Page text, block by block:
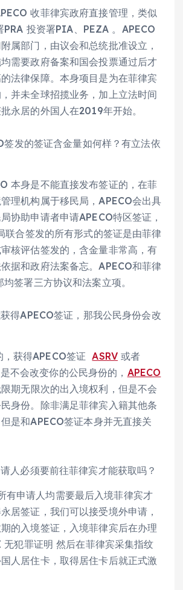
收菲律宾政府直接管理，类似
PRA 投资署PIA、PEZA 。APECO
属部门，由议会和总统批准设立，
需要政府备案和国会投票通过后才
法律保障。本身项目是为在菲律宾
并未全球招揽业务，加上立法时间
永居的外国人在2019年开始。
签发的签证含金量如何样？有立法依
身是不能直接发布签证的，在菲
理机构属于移民局，APECO会出具
协助申请者申请APECO特区签证，
联合签发的所有形式的签证是由菲律
核评估签发的，含金量非常高，有
据和政府法案备忘。APECO和菲律
签署三方协议和法案立项。
得APECO签证，那我公民身份会改
获得APECO签证ASRV 或者
不会改变你的公民身份的， APECO
期无限次的出入境权利，但是不会
身份。除非满足菲律宾入籍其他条
是和APECO签证本身并无直接关
人必须要前往菲律宾才能获取吗？
申请人均需要最后入境菲律宾才
居签证，我们可以接受境外申请，
的入境签证，入境菲律宾后在办理
犯罪证明 然后在菲律宾采集指纹
人居住卡，取得居住卡后就正式激